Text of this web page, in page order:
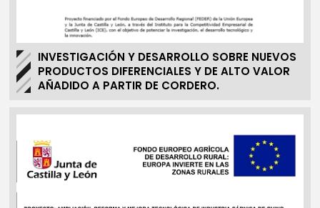
INVESTIGACIÓN Y DESARROLLO SOBRE NUEVOS
PRODUCTOS DIFERENCIALES Y DE ALTO VALOR
AÑADIDO A PARTIR DE CORDERO.